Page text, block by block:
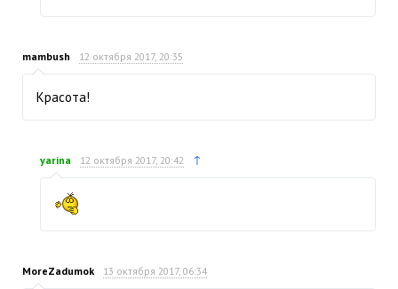
mambush 12 октября 2017, 20:35
Красота!
yarina 12 октября 2017, 20:42 ↑
MoreZadumok 13 октября 2017, 06:34